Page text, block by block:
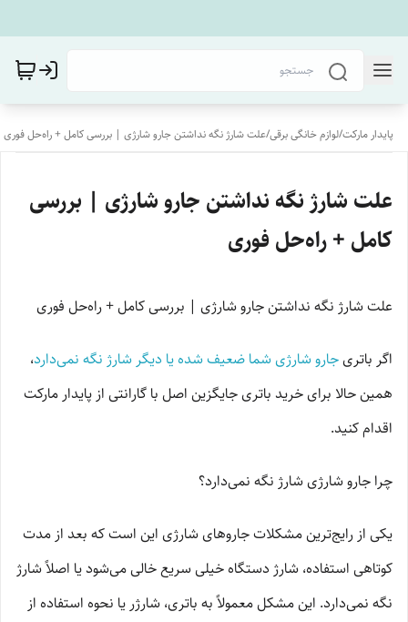
پایدار مارکت/لوازم خانگی برقی/علت شارژ نگه نداشتن جارو شارژی | بررسی کامل + راه‌حل فوری
علت شارژ نگه نداشتن جارو شارژی | بررسی
کامل + راه‌حل فوری
علت شارژ نگه نداشتن جارو شارژی | بررسی کامل + راه‌حل فوری
اگر باتریجارو شارژی شما ضعیف شده یا دیگر شارژ نگه نمی‌دارد،
همین حالا برای خرید باتری جایگزین اصل با گارانتی از پایدار مارکت
اقدام کنید.
چرا جارو شارژی شارژ نگه نمی‌دارد؟
یکی از رایج‌ترین مشکلات جاروهای شارژی این است که بعد از مدت
کوتاهی استفاده، شارژ دستگاه خیلی سریع خالی می‌شود یا اصلاً شارژ
نگه نمی‌دارد. این مشکل معمولاً به باتری، شارژر یا نحوه استفاده از